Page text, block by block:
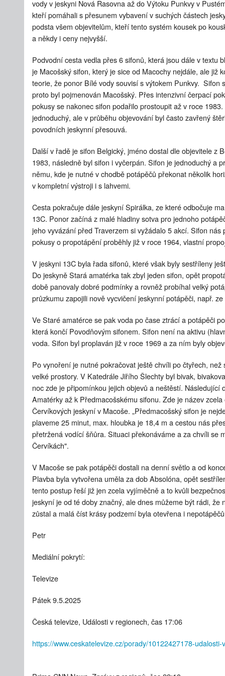
vody v jeskyni Nová Rasovna až do Výtoku Punkvy v
kteří pomáhali s přesunem vybavení v suchých částech
podsta všem objevitelům, kteří tento systém kousek po
a někdy i ceny nejvyšší.
Podvodní cesta vedla přes 6 sifonů, která jsou dále v textu
je Macošský sifon, který je sice od Macochy nejdále, ale již
teorie, že ponor Bílé vody souvisí s výtokem Punkvy. Sifon
proto byl pojmenován Macošský. Přes intenzivní čerpací
pokusy se nakonec sifon podařilo prostoupit až v roce
jednoduchý, ale v průběhu objevování byl často zavřený
povodních jeskynní přesouvá.
Další v řadě je sifon Belgický, jméno dostal dle objevitele z
1983, následně byl sifon i vyčerpán. Sifon je jednoduchý a
němu, kde je nutné v chodbě potápěčů překonat několik
v kompletní výstroji i s lahvemi.
Cesta pokračuje dále jeskyní Spirálka, ze které odbočuje
13C. Ponor začíná z malé hladiny sotva pro jednoho
jeho vyvázání před Traverzem si vyžádalo 5 akcí. Sifon
pokusy o propotápění proběhly již v roce 1964, vlastní
V jeskyni 13C byla řada sifonů, které však byly sestříleny
Do jeskyně Stará amatérka tak zbyl jeden sifon, opět
době panovaly dobré podmínky a rovněž probíhal velký
průzkumu zapojili nově vycvičení jeskynní potápěči, např.
Ve Staré amatérce se pak voda po čase ztrácí a potápěči
která končí Povodňovým sifonem. Sifon není na aktivu
voda. Sifon byl proplaván již v roce 1969 a za ním byly
Po vynoření je nutné pokračovat ještě chvíli po čtyřech,
velké prostory. V Katedrále Jiřího Šlechty byl bivak,
noc zde je připomínkou jejich objevů a neštěstí. Následující
Amatérky až k Předmacošskému sifonu. Zde je název
Červíkových jeskyní v Macoše. „Předmacošský sifon je
plaveme 25 minut, max. hloubka je 18,4 m a cestou nás
přetržená vodící šňůra. Situaci překonáváme a za chvíli se
Červíkách".
V Macoše se pak potápěči dostali na denní světlo a od
Plavba byla vytvořena uměla za dob Absolóna, opět
tento postup řeší již jen zcela vyjíměčně a to kvůli
jeskyní je od té doby značný, ale dnes můžeme být rádi, že
zůstal a malá číst krásy podzemí byla otevřena i
Petr
Mediální pokrytí:
Televize
Pátek 9.5.2025
Česká televize, Události v regionech, čas 17:06
https://www.ceskatelevize.cz/porady/10122427178-